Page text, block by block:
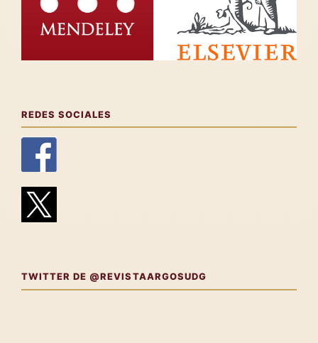
REDES SOCIALES
TWITTER DE @REVISTAARGOSUDG